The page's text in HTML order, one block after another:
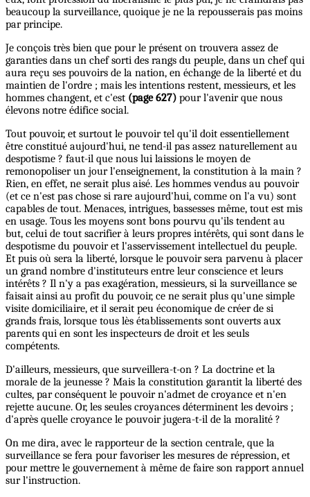
beaucoup la surveillance, quoique je ne la repousserais pas moins
par principe.
Je conçois très bien que pour le présent on trouvera assez de
garanties dans un chef sorti des rangs du peuple, dans un chef qui
aura reçu ses pouvoirs de la nation, en échange de la liberté et du
maintien de l'ordre ; mais les intentions restent, messieurs, et les
hommes changent, et c'est (page 627) pour l'avenir que nous
élevons notre édifice social.
Tout pouvoir, et surtout le pouvoir tel qu'il doit essentiellement
être constitué aujourd'hui, ne tend-il pas assez naturellement au
despotisme ? faut-il que nous lui laissions le moyen de
remonopoliser un jour l'enseignement, la constitution à la main ?
Rien, en effet, ne serait plus aisé. Les hommes vendus au pouvoir
(et ce n'est pas chose si rare aujourd'hui, comme on l'a vu) sont
capables de tout. Menaces, intrigues, bassesses même, tout est mis
en usage. Tous les moyens sont bons pourvu qu'ils tendent au
but, celui de tout sacrifier à leurs propres intérêts, qui sont dans le
despotisme du pouvoir et l'asservissement intellectuel du peuple.
Et puis où sera la liberté, lorsque le pouvoir sera parvenu à placer
un grand nombre d'instituteurs entre leur conscience et leurs
intérêts ? Il n'y a pas exagération, messieurs, si la surveillance se
faisait ainsi au profit du pouvoir, ce ne serait plus qu'une simple
visite domiciliaire, et il serait peu économique de créer de si
grands frais, lorsque tous lès établissements sont ouverts aux
parents qui en sont les inspecteurs de droit et les seuls
compétents.
D'ailleurs, messieurs, que surveillera-t-on ? La doctrine et la
morale de la jeunesse ? Mais la constitution garantit la liberté des
cultes, par conséquent le pouvoir n'admet de croyance et n'en
rejette aucune. Or, les seules croyances déterminent les devoirs ;
d'après quelle croyance le pouvoir jugera-t-il de la moralité ?
On me dira, avec le rapporteur de la section centrale, que la
surveillance se fera pour favoriser les mesures de répression, et
pour mettre le gouvernement à même de faire son rapport annuel
sur l'instruction.